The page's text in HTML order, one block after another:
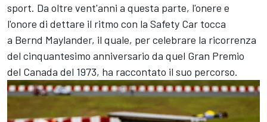
sport. Da oltre vent'anni a questa parte, l'onere e
l'onore di dettare il ritmo con la Safety Car tocca
a Bernd Maylander, il quale, per celebrare la ricorrenza
del cinquantesimo anniversario da quel Gran Premio
del Canada del 1973, ha raccontato il suo percorso.